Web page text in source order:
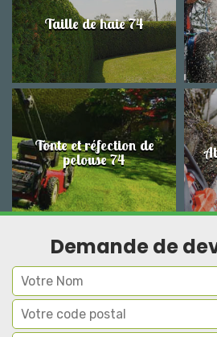
Taille de haie 74
Tonte et réfection de
pelouse 74
Demande de